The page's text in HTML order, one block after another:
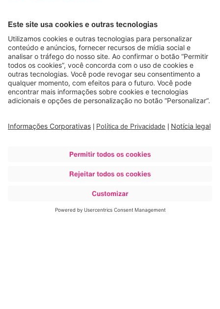
Para lidar com os desafios dos tratamentos de
pulmão, desenvolvemos o seguinte fluxo de trabalho
de Gerenciamento de Movimentos do Pulmão1,
buscando analisar e correlacionar esses tipos de
movimento e propiciar a radioterapia de alta precisão
para tumores pulmonares.